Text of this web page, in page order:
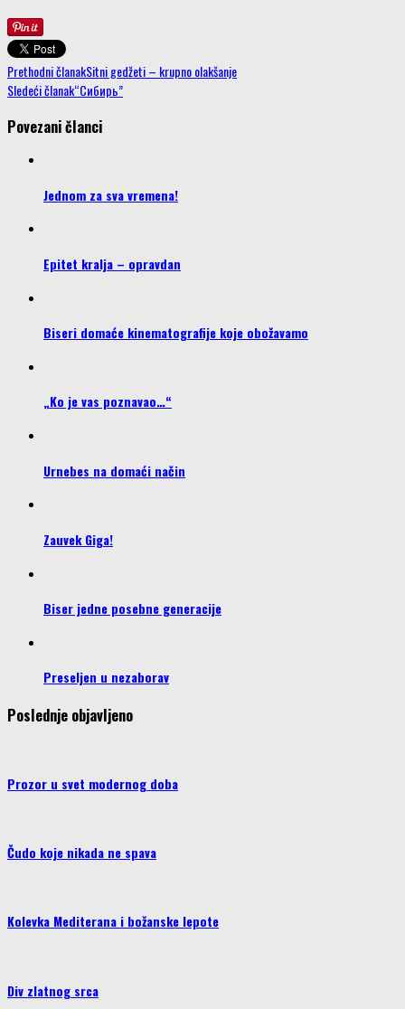
Prethodni članakSitni gedžeti – krupno olakšanje
Sledeći članak“Сибирь”
Povezani članci
Jednom za sva vremena!
Epitet kralja – opravdan
Biseri domaće kinematografije koje obožavamo
„Ko je vas poznavao…“
Urnebes na domaći način
Zauvek Giga!
Biser jedne posebne generacije
Preseljen u nezaborav
Poslednje objavljeno
Prozor u svet modernog doba
Čudo koje nikada ne spava
Kolevka Mediterana i božanske lepote
Div zlatnog srca